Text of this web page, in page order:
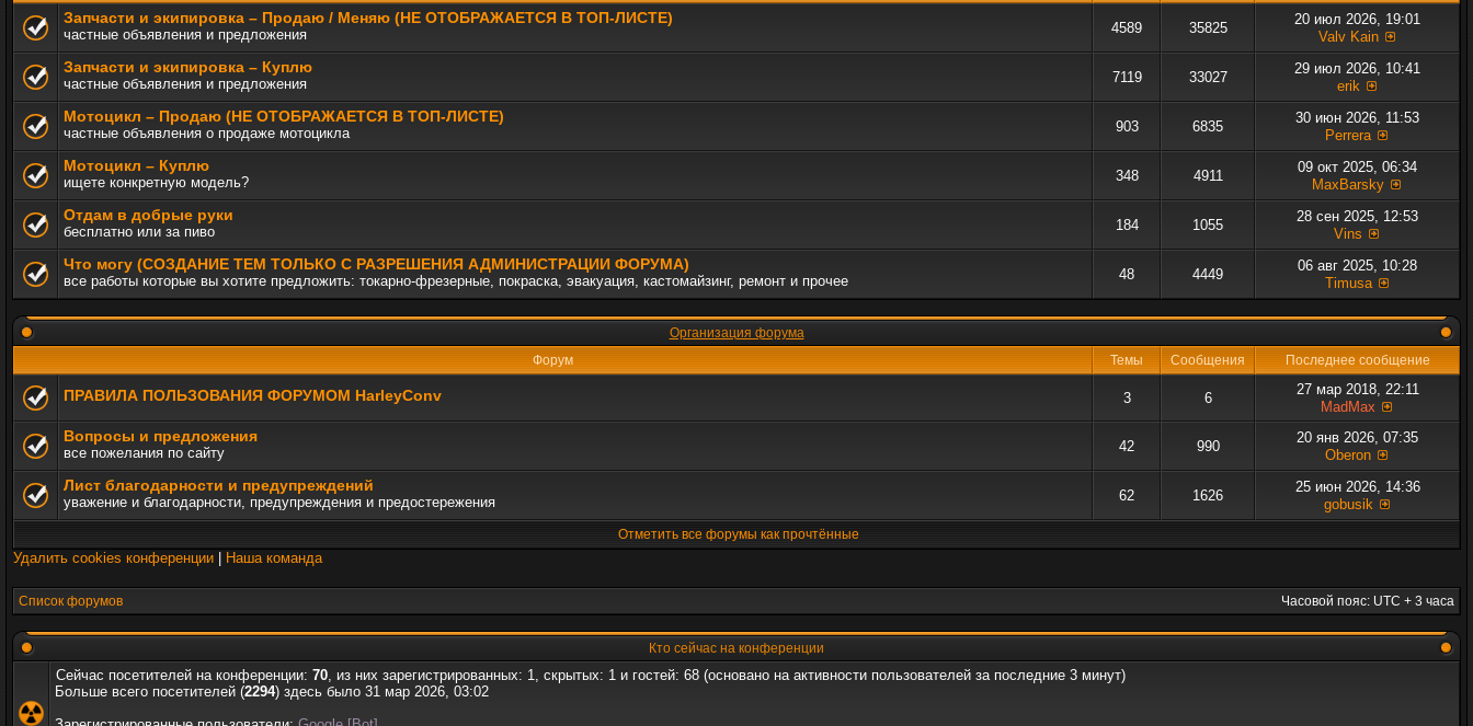
Запчасти и экипировка – Продаю / Меняю (НЕ ОТОБРАЖАЕТСЯ В ТОП-ЛИСТЕ)
частные объявления и предложения 4589 35825
20 июл 2026, 19:01
Valv Kain
Запчасти и экипировка – Куплю
частные объявления и предложения 7119 33027
29 июл 2026, 10:41
erik
Мотоцикл – Продаю (НЕ ОТОБРАЖАЕТСЯ В ТОП-ЛИСТЕ)
частные объявления о продаже мотоцикла 903 6835
30 июн 2026, 11:53
Perrera
Мотоцикл – Куплю
ищете конкретную модель? 348 4911
09 окт 2025, 06:34
MaxBarsky
Отдам в добрые руки
бесплатно или за пиво 184 1055
28 сен 2025, 12:53
Vins
Что могу (СОЗДАНИЕ ТЕМ ТОЛЬКО С РАЗРЕШЕНИЯ АДМИНИСТРАЦИИ ФОРУМА)
все работы которые вы хотите предложить: токарно-фрезерные, покраска, эвакуация, кастомайзинг, ремонт и прочее 48 4449
06 авг 2025, 10:28
Timusa
Организация форума
Форум
Темы Сообщения Последнее сообщение
ПРАВИЛА ПОЛЬЗОВАНИЯ ФОРУМОМ HarleyConv 3 6
27 мар 2018, 22:11
MadMax
Вопросы и предложения
все пожелания по сайту 42 990
20 янв 2026, 07:35
Oberon
Лист благодарности и предупреждений
уважение и благодарности, предупреждения и предостережения 62 1626
25 июн 2026, 14:36
gobusik
Отметить все форумы как прочтённые
Удалить cookies конференции Наша команда
Список форумов Часовой пояс: UTC + 3 часа
Кто сейчас на конференции
Сейчас посетителей на конференции: 70, из них зарегистрированных: 1, скрытых: 1 и гостей: 68 (основано на активности пользователей за последние 3 минут)
Больше всего посетителей (2294) здесь было 31 мар 2026, 03:02